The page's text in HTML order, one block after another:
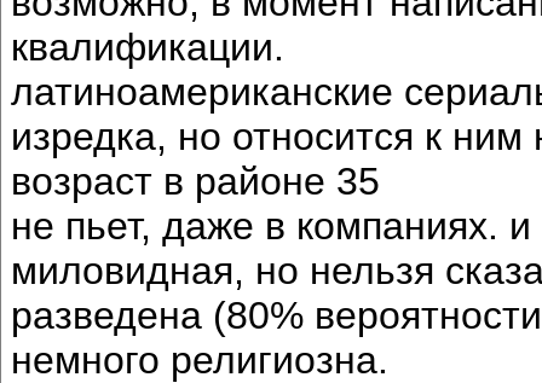
квалификации.
латиноамериканские
изредка, но относится к ним
возраст в районе 35
не пьет, даже в компаниях.
миловидная, но нельзя
разведена (80%
немного религиозна.